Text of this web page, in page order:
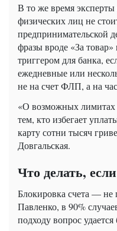
В то же время
физических лиц не
предпринимательской
фразы вроде «За товар»
триггером для банка,
ежедневные или
не на счет ФЛП, а на
«О возможных лимитах
тем, кто избегает
карту сотни тысяч
Довгальская.
Что делать,
Блокировка счета —
Павленко, в 90%
подходу вопрос